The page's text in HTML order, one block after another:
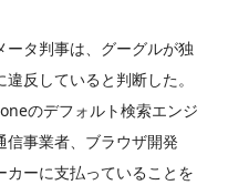
タ判事は、グーグルが独
反していると判断した。
のデフォルト検索エンジ
信事業者、ブラウザ開発
ーに支払っていることを